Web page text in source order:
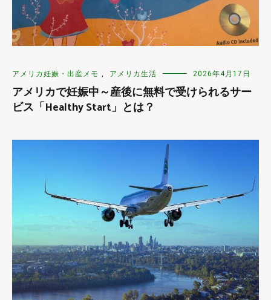
アメリカ妊娠・出産メモ , アメリカ生活 2026年4月17日
アメリカで妊娠中～産後に無料で受けられるサー
ビス「Healthy Start」とは？